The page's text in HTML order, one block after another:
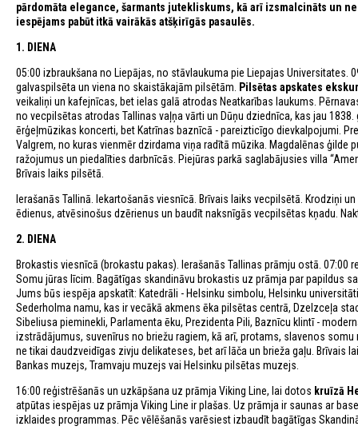
pārdomāta elegance, šarmants jutekliskums, kā arī izsmalcināts un
iespējams pabūt itkā vairākās atšķirīgās pasaulēs.
1. DIENA
05:00 izbraukšana no Liepājas, no stāvlaukuma pie Liepajas Universitates.
galvaspilsēta un viena no skaistākajām pilsētām.
Pilsētas apskates
veikaliņi un kafejnīcas, bet ielas galā atrodas Neatkarības laukums.
no vecpilsētas atrodas Tallinas vaļņa vārti un Dūņu dziednīca, kas jau
ērģeļmūzikas koncerti, bet Katrīnas baznīcā - pareizticīgo dievkalpojumi.
Valgrem, no kuras vienmēr dzirdama viņa radītā mūzika. Magdalēnas
ražojumus un piedalīties darbnīcās. Piejūras parkā saglabājusies villa
Brīvais laiks pilsētā.
Ierašanās Tallinā. Iekartošanās viesnīcā. Brīvais laiks vecpilsētā. Krodziņi
ēdienus, atvēsinošus dzērienus un baudīt naksnīgās vecpilsētas kņadu.
2. DIENA
Brokastis viesnīcā (brokastu pakas). Ierašanās Tallinas prāmju ostā. 07:00
Somu jūras līcim. Bagātīgas skandināvu brokastis uz prāmja par papildus
Jums būs iespēja apskatīt: Katedrāli - Helsinku simbolu, Helsinku
Sederholma namu, kas ir vecākā akmens ēka pilsētas centrā, Dzelzceļa
Sibeliusa pieminekli, Parlamenta ēku, Prezidenta Pili, Baznīcu klintī -
izstrādājumus, suvenīrus no briežu ragiem, kā arī, protams, slavenos
ne tikai daudzveidīgas zivju delikateses, bet arī lāča un brieža gaļu.
Bankas muzejs, Tramvaju muzejs vai Helsinku pilsētas muzejs.
16:00 reģistrēšanās un uzkāpšana uz prāmja Viking Line, lai dotos kruīzā
atpūtas iespējas uz prāmja Viking Line ir plašas. Uz prāmja ir saunas ar
izklaides programmas. Pēc vēlēšanās varēsiest izbaudīt bagātīgas